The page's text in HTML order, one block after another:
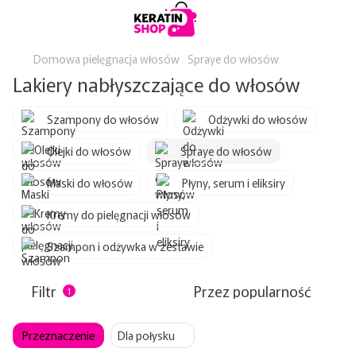
Domowa pielęgnacja włosów Spraye do włosów
Lakiery nabłyszczające do włosów
Szampony do włosów
Odżywki do włosów
Olejki do włosów
Spraye do włosów
Maski do włosów
Płyny, serum i eliksiry
Kremy do pielęgnacji włosów
Szampon i odżywka w zestawie
Filtr 1 Przez popularność
Przeznaczenie Dla połysku